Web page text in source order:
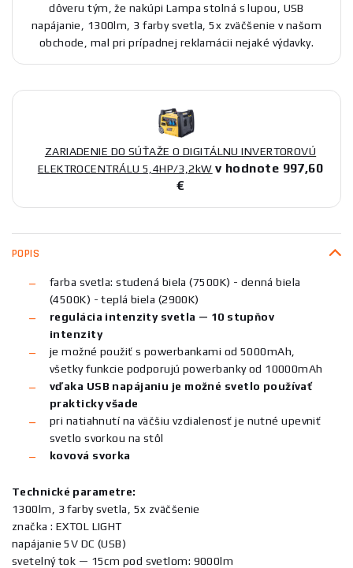
dôveru tým, že nakúpi Lampa stolná s lupou, USB
napájanie, 1300lm, 3 farby svetla, 5x zväčšenie v našom
obchode, mal pri prípadnej reklamácii nejaké výdavky.
ZARIADENIE DO SÚŤAŽE O DIGITÁLNU INVERTOROVÚ
ELEKTROCENTRÁLU 5,4HP/3,2kW v hodnote 997,60
€
POPIS
farba svetla: studená biela (7500K) - denná biela
(4500K) - teplá biela (2900K)
regulácia intenzity svetla — 10 stupňov
intenzity
je možné použiť s powerbankami od 5000mAh,
všetky funkcie podporujú powerbanky od 10000mAh
vďaka USB napájaniu je možné svetlo používať
prakticky všade
pri natiahnutí na väčšiu vzdialenosť je nutné upevniť
svetlo svorkou na stôl
kovová svorka
Technické parametre:
1300lm, 3 farby svetla, 5x zväčšenie
značka : EXTOL LIGHT
napájanie 5V DC (USB)
svetelný tok — 15cm pod svetlom: 9000lm